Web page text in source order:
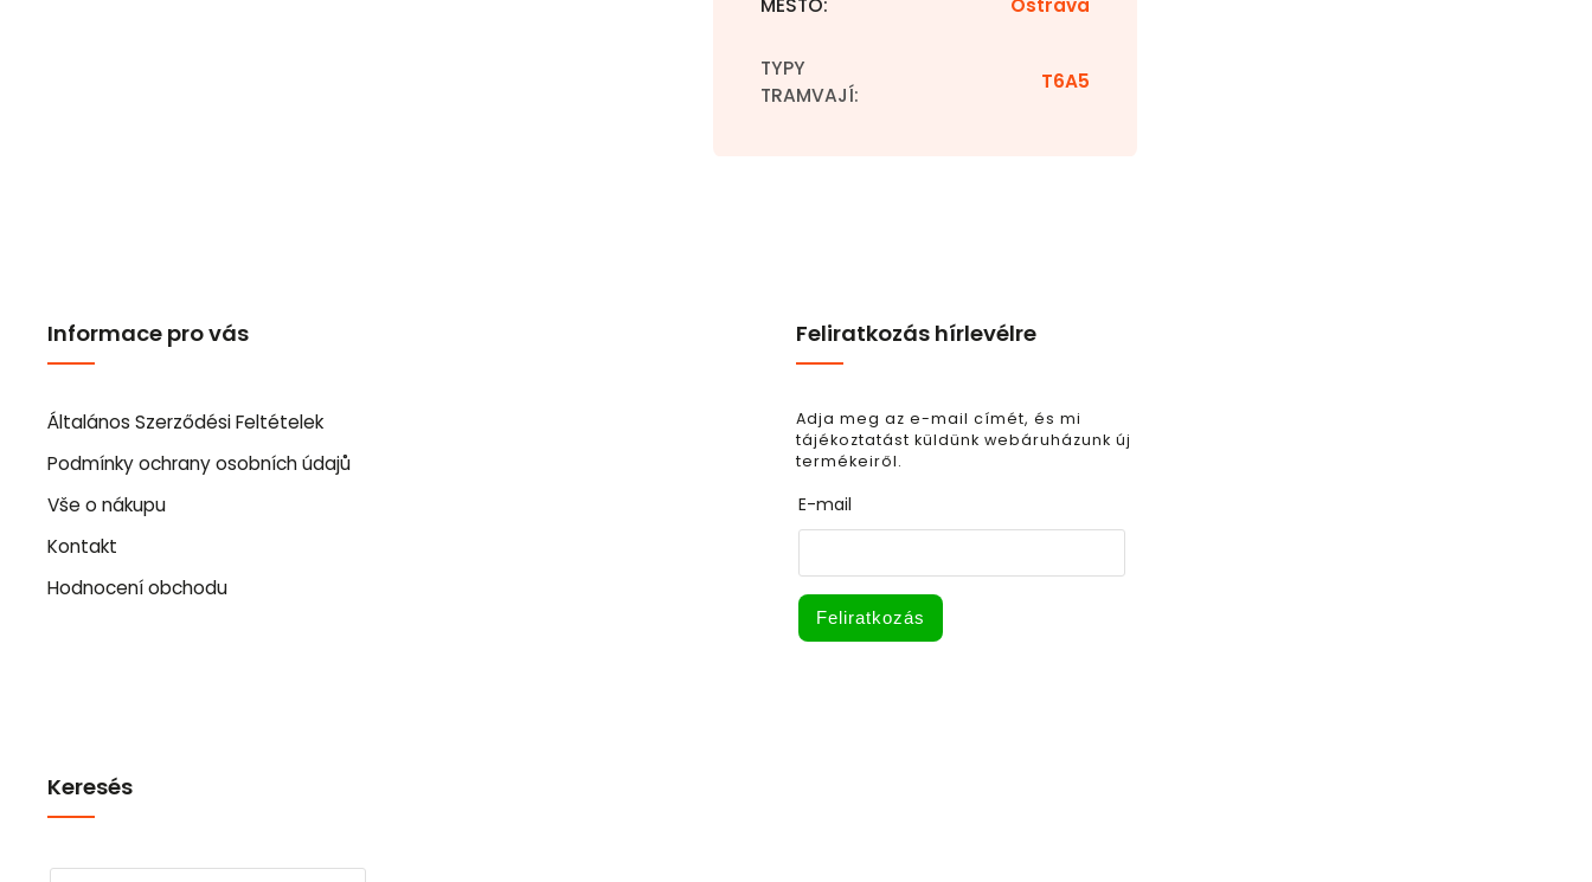
MĚSTO: Ostrava
TYPY
TRAMVAJÍ:
T6A5
Informace pro vás
Általános Szerződési Feltételek
Podmínky ochrany osobních údajů
Vše o nákupu
Kontakt
Hodnocení obchodu
Feliratkozás hírlevélre
Adja meg az e-mail címét, és mi
tájékoztatást küldünk webáruházunk új
termékeiről.
E-mail
Feliratkozás
Keresés